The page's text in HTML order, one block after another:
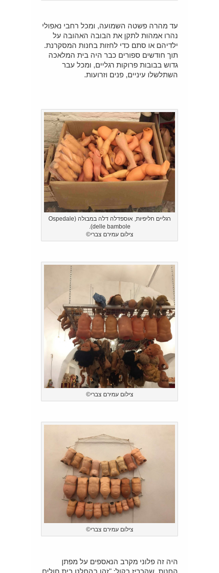
עד מהרה פשטה השמועה, ומכל רחבי נאפולי
נהרו אמהות לתקן את הבובה האהובה על
ילדיהם או סתם כדי לחזות בחנות המסקרנת.
תוך חודשים ספורים כבר היה בית המלאכה
גדוש בבובות פרוקות רגליים, ומכל עבר
השתלשלו עיניים, פנים וזרועות.
רגליים חליפיות, אוספדלה דלה במבולה (Ospedale
delle bambole).
צילום עמירם צברי©
צילום עמירם צברי©
צילום עמירם צברי©
היה זה פלוני מקרב הנאספים על מפתן